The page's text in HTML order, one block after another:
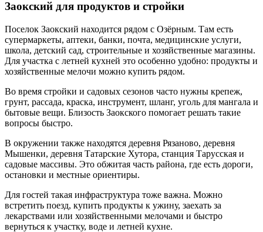
Заокский для продуктов и стройки
Поселок Заокский находится рядом с Озёрным. Там есть
супермаркеты, аптеки, банки, почта, медицинские услуги,
школа, детский сад, строительные и хозяйственные магазины.
Для участка с летней кухней это особенно удобно: продукты и
хозяйственные мелочи можно купить рядом.
Во время стройки и садовых сезонов часто нужны крепеж,
грунт, рассада, краска, инструмент, шланг, уголь для мангала и
бытовые вещи. Близость Заокского помогает решать такие
вопросы быстро.
В окружении также находятся деревня Рязаново, деревня
Мышенки, деревня Татарские Хутора, станция Тарусская и
садовые массивы. Это обжитая часть района, где есть дороги,
остановки и местные ориентиры.
Для гостей такая инфраструктура тоже важна. Можно
встретить поезд, купить продукты к ужину, заехать за
лекарствами или хозяйственными мелочами и быстро
вернуться к участку, воде и летней кухне.